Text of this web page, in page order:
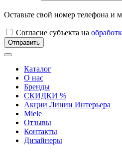
Оставьте свой номер телефона и
Согласие субъекта на
Отправить
Каталог
О нас
Бренды
СКИДКИ %
Акции Линии Интерьера
Miele
Отзывы
Контакты
Дизайнеры